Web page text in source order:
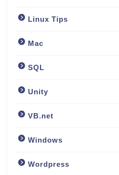
Linux Tips
Mac
SQL
Unity
VB.net
Windows
Wordpress